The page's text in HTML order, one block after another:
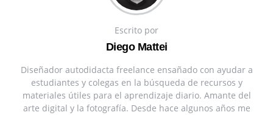
Escrito por
Diego Mattei
Diseñador autodidacta freelance ensañado con ayudar a
estudiantes y colegas en la búsqueda de recursos y
materiales útiles para el aprendizaje diario. Amante del
arte digital y la fotografía. Desde hace algunos años me